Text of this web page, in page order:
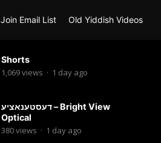
Join Email List Old Yiddish Videos
Shorts
1,069views · 1 day ago
דעסטענאציע – Bright View
Optical
380views · 1 day ago